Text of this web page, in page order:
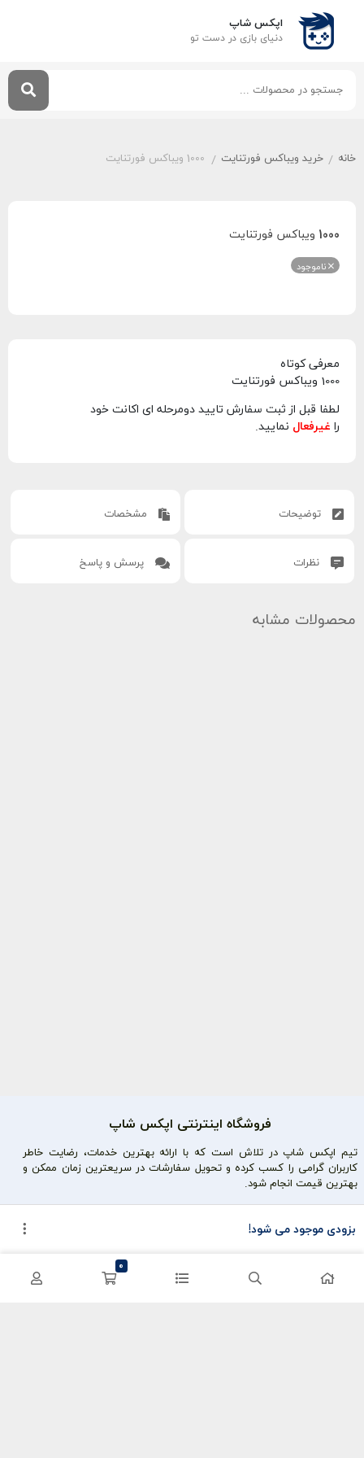
اپکس شاپ
دنیای بازی‌ در دست تو
خانه / خرید ویباکس فورتنایت / 1000 ویباکس فورتنایت
1000 ویباکس فورتنایت
ناموجود
معرفی کوتاه
1000 ویباکس فورتنایت
لطفا قبل از ثبت سفارش تایید دومرحله ای اکانت خود
را غیرفعال نمایید.
توضیحات مشخصات
نظرات پرسش و پاسخ
محصولات مشابه
بزودی موجود می شود!
فروشگاه اینترنتی اپکس شاپ
تیم اپکس شاپ در تلاش است که با ارائه بهترین خدمات، رضایت خاطر
کاربران گرامی را کسب کرده و تحویل سفارشات در سریعترین زمان ممکن و
بهترین قیمت انجام شود.
کریستال گنشین
سفارشات
0